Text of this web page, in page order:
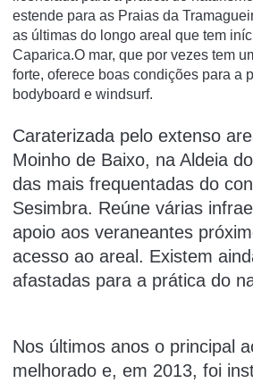
estende para as Praias da
as últimas do longo areal que tem
Caparica.O mar, que por vezes tem
forte, oferece boas condições para a
bodyboard e windsurf.
Caraterizada pelo extenso
Moinho de Baixo, na Aldeia
das mais frequentadas do
Sesimbra. Reúne várias
apoio aos veraneantes
acesso ao areal. Existem
afastadas para a prática do
Nos últimos anos o principal
melhorado e, em 2013, foi